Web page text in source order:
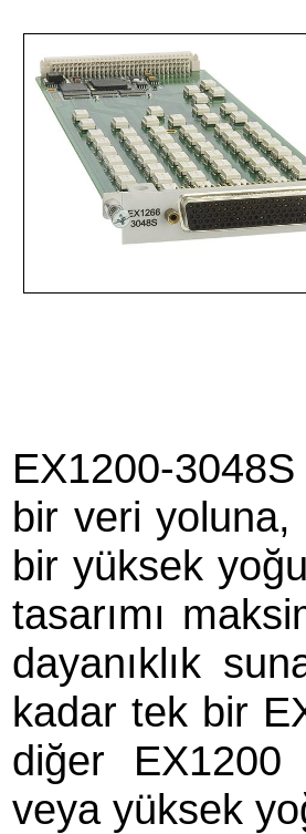
EX1200-3048S
bir veri yoluna,
bir yüksek
tasarımı
dayanıklık
kadar tek bir
diğer EX1200
veya yüksek